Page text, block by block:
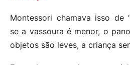
Montessori chamava isso de
se a vassoura é menor, o
objetos são leves, a criança